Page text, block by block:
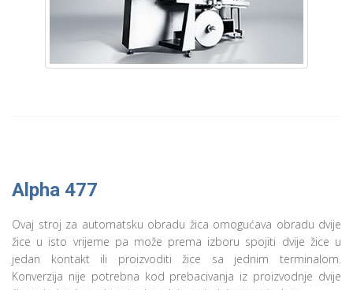
Alpha 477
Ovaj stroj za automatsku obradu žica omogućava obradu dvije
žice u isto vrijeme pa može prema izboru spojiti dvije žice u
jedan kontakt ili proizvoditi žice sa jednim terminalom.
Konverzija nije potrebna kod prebacivanja iz proizvodnje dvije